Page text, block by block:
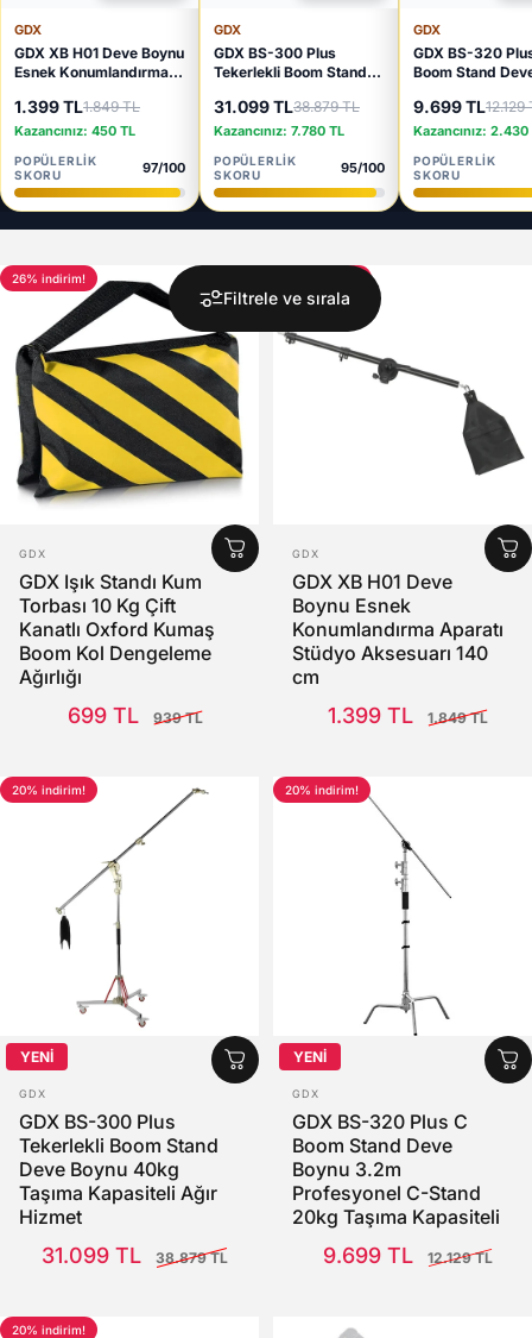
GDX
GDX XB H01 Deve Boynu
Esnek Konumlandırma
Aksesuarı 140 cm
1.399 TL1.849 TL
Kazancınız: 450 TL
POPÜLERLIK
SKORU
97/100
GDX
GDX BS-300 Plus
Tekerlekli Boom Stand
Taşıma Kapasiteli Ağır
Hizmet
31.099 TL38.879 TL
Kazancınız: 7.780 TL
POPÜLERLIK
SKORU
95/100
GDX
GDX BS-320
Boom Stand
Stand 20kg
Kapasiteli
9.699 TL12.129
Kazancınız: 2.430
POPÜLERLIK
SKORU
Filtrele ve sırala
26% indirim!
SATICI:
GDX
GDX Işık Standı Kum
Torbası 10 Kg Çift
Kanatlı Oxford Kumaş
Boom Kol Dengeleme
Ağırlığı
699 TL
939 TL
SATICI:
GDX
GDX XB H01 Deve
Boynu Esnek
Konumlandırma Aparatı
Stüdyo Aksesuarı 140
cm
1.399 TL
1.849 TL
20% indirim!
YENİ
SATICI:
GDX
GDX BS-300 Plus
Tekerlekli Boom Stand
Deve Boynu 40kg
Taşıma Kapasiteli Ağır
Hizmet
31.099 TL
38.879 TL
20% indirim!
YENİ
SATICI:
GDX
GDX BS-320 Plus C
Boom Stand Deve
Boynu 3.2m
Profesyonel C-Stand
20kg Taşıma Kapasiteli
9.699 TL
12.129 TL
20% indirim!